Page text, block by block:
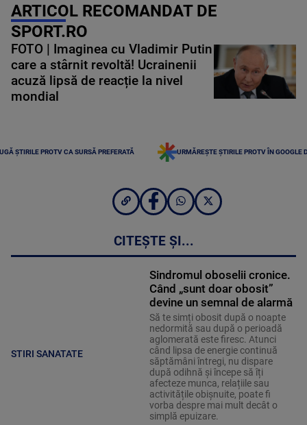
ARTICOL RECOMANDAT DE
SPORT.RO
FOTO | Imaginea cu Vladimir Putin
care a stârnit revoltă! Ucrainenii
acuză lipsă de reacție la nivel
mondial
ȘTIRILE PROTV CA SURSĂ PREFERATĂ URMĂREȘTE ȘTIRILE PROTV ÎN GOOGLE
CITEȘTE ȘI...
STIRI SANATATE
Sindromul oboselii cronice.
Când „sunt doar obosit”
devine un semnal de alarmă
Să te simți obosit după o noapte
nedormită sau după o perioadă
aglomerată este firesc. Atunci
când lipsa de energie continuă
săptămâni întregi, nu dispare
după odihnă și începe să îți
afecteze munca, relațiile sau
activitățile obișnuite, poate fi
vorba despre mai mult decât o
simplă epuizare.